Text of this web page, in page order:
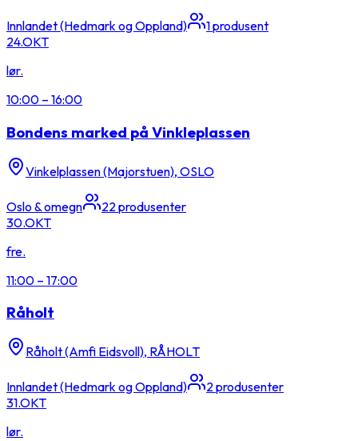
Innlandet (Hedmark og Oppland) 1produsent
24.OKT
lør.
10:00 – 16:00
Bondens marked på Vinkleplassen
Vinkelplassen (Majorstuen), OSLO
Oslo & omegn 22 produsenter
30.OKT
fre.
11:00 – 17:00
Råholt
Råholt (Amfi Eidsvoll), RÅHOLT
Innlandet (Hedmark og Oppland) 2 produsenter
31.OKT
lør.